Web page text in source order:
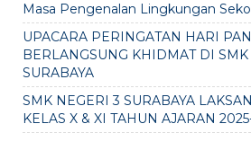
Masa Pengenalan Lingkungan
UPACARA PERINGATAN HARI
BERLANGSUNG KHIDMAT DI SMK
SURABAYA
SMK NEGERI 3 SURABAYA
KELAS X & XI TAHUN AJARAN